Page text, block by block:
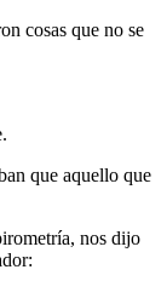
cosas que no se
que aquello que
nos dijo